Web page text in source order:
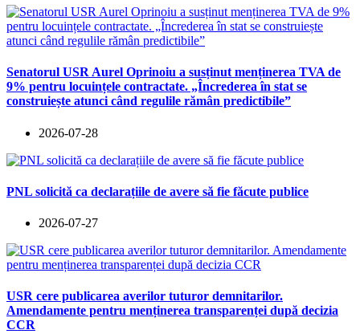
Senatorul USR Aurel Oprinoiu a susținut menținerea TVA de
9% pentru locuințele contractate. „Încrederea în stat se
construiește atunci când regulile rămân predictibile”
2026-07-28
PNL solicită ca declarațiile de avere să fie făcute publice
2026-07-27
USR cere publicarea averilor tuturor demnitarilor.
Amendamente pentru menținerea transparenței după decizia
CCR